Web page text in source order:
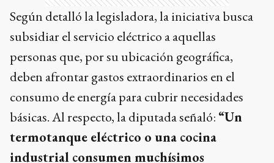
Según detalló la legisladora, la iniciativa busca
subsidiar el servicio eléctrico a aquellas
personas que, por su ubicación geográfica,
deben afrontar gastos extraordinarios en el
consumo de energía para cubrir necesidades
básicas. Al respecto, la diputada señaló: “Un
termotanque eléctrico o una cocina
industrial consumen muchísimos